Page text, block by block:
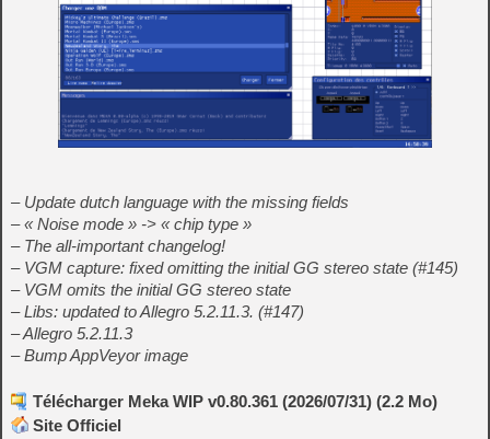
– Update dutch language with the missing fields
– « Noise mode » -> « chip type »
– The all-important changelog!
– VGM capture: fixed omitting the initial GG stereo state (#145)
– VGM omits the initial GG stereo state
– Libs: updated to Allegro 5.2.11.3. (#147)
– Allegro 5.2.11.3
– Bump AppVeyor image
Télécharger Meka WIP v0.80.361 (2026/07/31) (2.2 Mo)
Site Officiel